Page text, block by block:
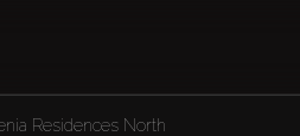
Residences North